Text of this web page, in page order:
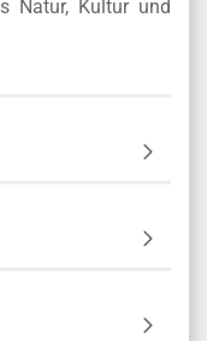
Natur, Kultur und